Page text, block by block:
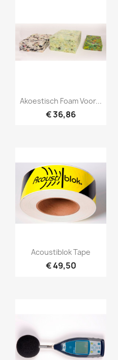
Snel bekijken
Akoestisch Foam Voor...
€ 36,86
Snel bekijken
Acoustiblok Tape
€ 49,50